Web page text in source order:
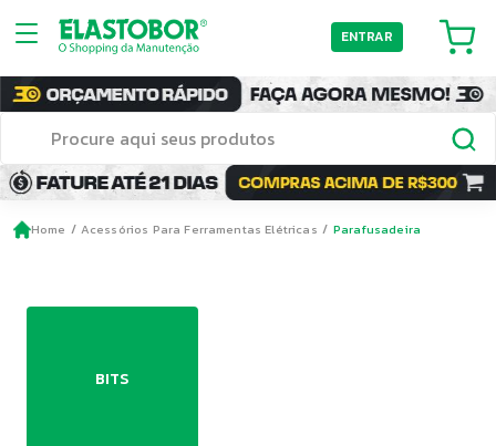
ENTRAR
Home Acessórios Para Ferramentas Elétricas Parafusadeira
BITS